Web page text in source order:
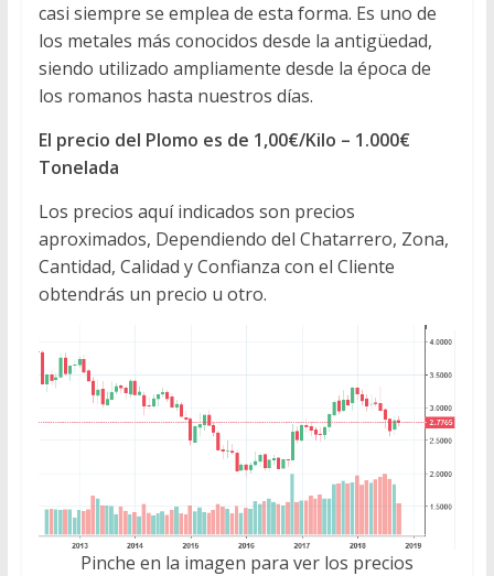
casi siempre se emplea de esta forma. Es uno de
los metales más conocidos desde la antigüedad,
siendo utilizado ampliamente desde la época de
los romanos hasta nuestros días.
El precio del Plomo es de 1,00€/Kilo – 1.000€
Tonelada
Los precios aquí indicados son precios
aproximados, Dependiendo del Chatarrero, Zona,
Cantidad, Calidad y Confianza con el Cliente
obtendrás un precio u otro.
Pinche en la imagen para ver los precios